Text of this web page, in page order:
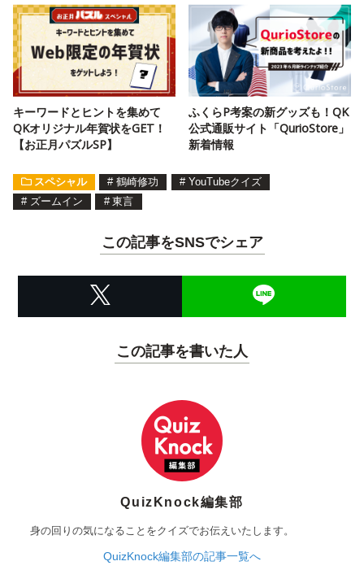
キーワードとヒントを集めて
QKオリジナル年賀状をGET！
【お正月パズルSP】
ふくらP考案の新グッズも！QK
公式通販サイト「QurioStore」
新着情報
スペシャル # 鶴崎修功 # YouTubeクイズ
# ズームイン # 東言
この記事をSNSでシェア
この記事を書いた人
QuizKnock編集部
身の回りの気になることをクイズでお伝えいたします。
QuizKnock編集部の記事一覧へ